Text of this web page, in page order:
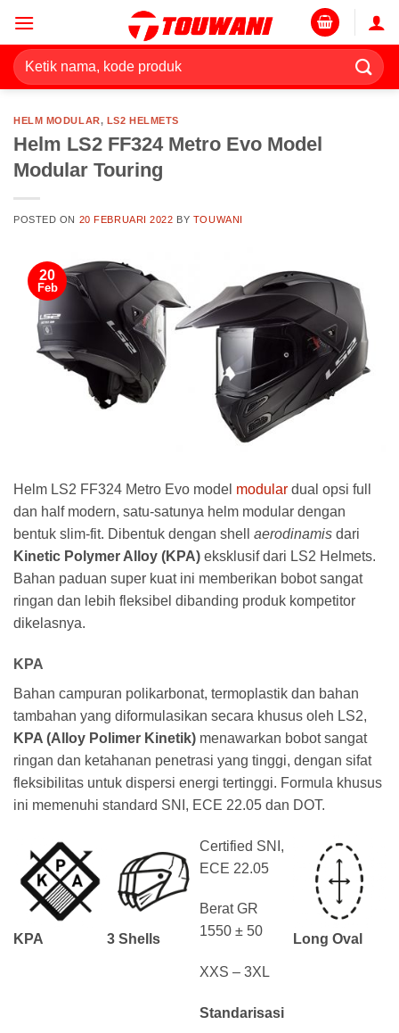
content
Pencarian
untuk:
HELM MODULAR, LS2 HELMETS
Helm LS2 FF324 Metro Evo Model
Modular Touring
POSTED ON 20 FEBRUARI 2022 BY TOUWANI
20
Feb
Helm LS2 FF324 Metro Evo model modular dual opsi full
dan half modern, satu-satunya helm modular dengan
bentuk slim-fit. Dibentuk dengan shell aerodinamis dari
Kinetic Polymer Alloy (KPA) eksklusif dari LS2 Helmets.
Bahan paduan super kuat ini memberikan bobot sangat
ringan dan lebih fleksibel dibanding produk kompetitor
dikelasnya.
KPA
Bahan campuran polikarbonat, termoplastik dan bahan
tambahan yang diformulasikan secara khusus oleh LS2,
KPA (Alloy Polimer Kinetik) menawarkan bobot sangat
ringan dan ketahanan penetrasi yang tinggi, dengan sifat
fleksibilitas untuk dispersi energi tertinggi. Formula khusus
ini memenuhi standard SNI, ECE 22.05 dan DOT.
KPA 3 Shells
Certified SNI,
ECE 22.05
Berat GR
1550 ± 50
XXS – 3XL
Standarisasi
Long Oval